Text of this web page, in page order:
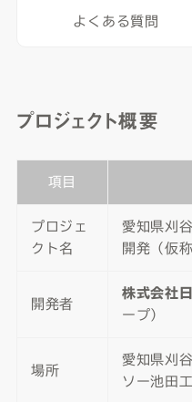
よくある質問
プロジェクト概要
項目
プロジェ
クト名
愛知県刈
開発（仮称
開発者
株式会社
ープ）
場所
愛知県刈
ソー池田